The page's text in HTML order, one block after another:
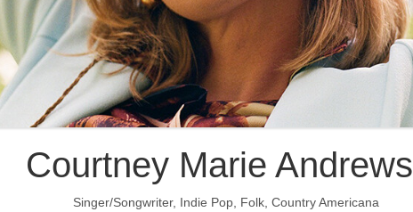
Courtney Marie Andrews
Singer/Songwriter, Indie Pop, Folk, Country Americana